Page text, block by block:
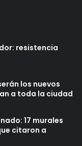
resistencia
los nuevos
a toda la ciudad
17 murales
citaron a